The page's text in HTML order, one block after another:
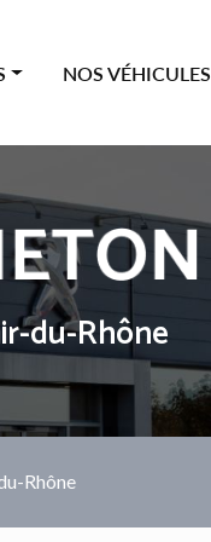
NOS VÉHICULES
Occasions
Véhicules premium
du-Rhône
Rhône